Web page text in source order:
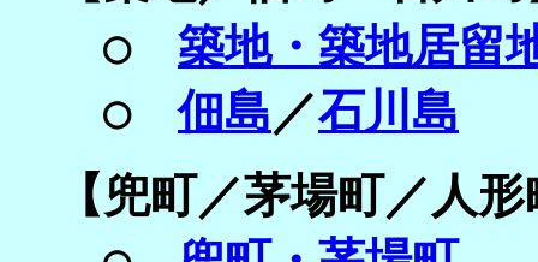
○ 築地・築地居留
○佃島／石川島
【 兜町／茅場町／ 人